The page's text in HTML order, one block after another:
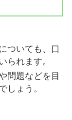
ついても、口
られます。
問題などを目
しょう。